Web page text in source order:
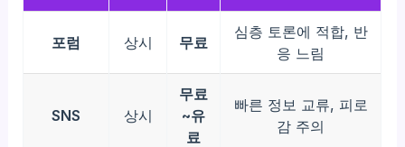
포럼 상시 무료
심층 토론에 적합, 반
응 느림
SNS 상시
무료
~유
료
빠른 정보 교류, 피로
감 주의